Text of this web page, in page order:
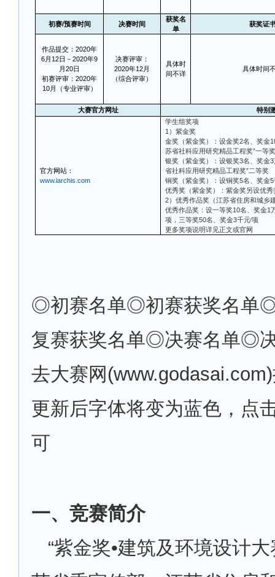
初赛/预赛时间 决赛时间
获奖名
单
获奖证
作品提交：2020年
6月12日－2020年9
月20日
初赛评审：2020年
10月（专业评审）
决赛评审：
2020年12月
（综合评审）
具体时
间不详
具体时间
大赛官方网址 特别
官方网站：
www.iarchis.com
学生组奖项
1）紫金奖
金奖（紫金奖）：设金奖2名、奖金
苏省社科应用研究精品工程奖”一等
银奖（紫金奖）：设银奖3名、奖金
省社科应用研究精品工程奖”二等奖
铜奖（紫金奖）：设铜奖5名、奖金
优秀奖（紫金奖）：紫金奖另设优
2）优秀作品奖（江苏省住房和城乡
优秀作品奖：设一等奖10名、奖金1
项，三等奖50名、奖金3千元∕项
更多奖项说明详见正文或官网
◎初赛名单◎初赛获奖名单
复赛获奖名单◎决赛名单◎
去大赛网
更新后字体将变为蓝色，点
可
一、竞赛简介
“紫金奖•建筑及环境设计